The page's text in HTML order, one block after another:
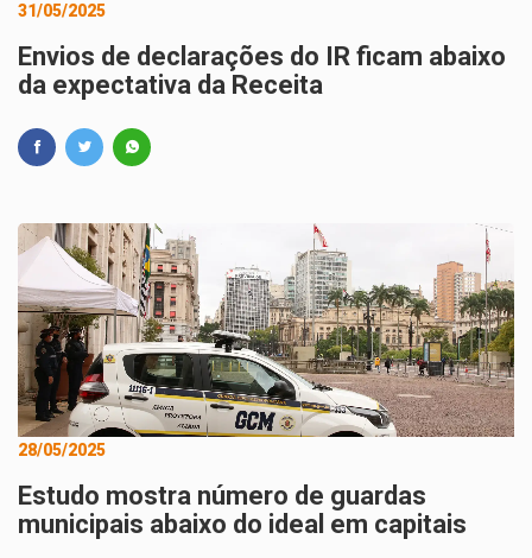
31/05/2025
Envios de declarações do IR ficam abaixo
da expectativa da Receita
28/05/2025
Estudo mostra número de guardas
municipais abaixo do ideal em capitais